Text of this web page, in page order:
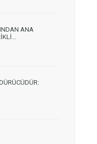
ANA